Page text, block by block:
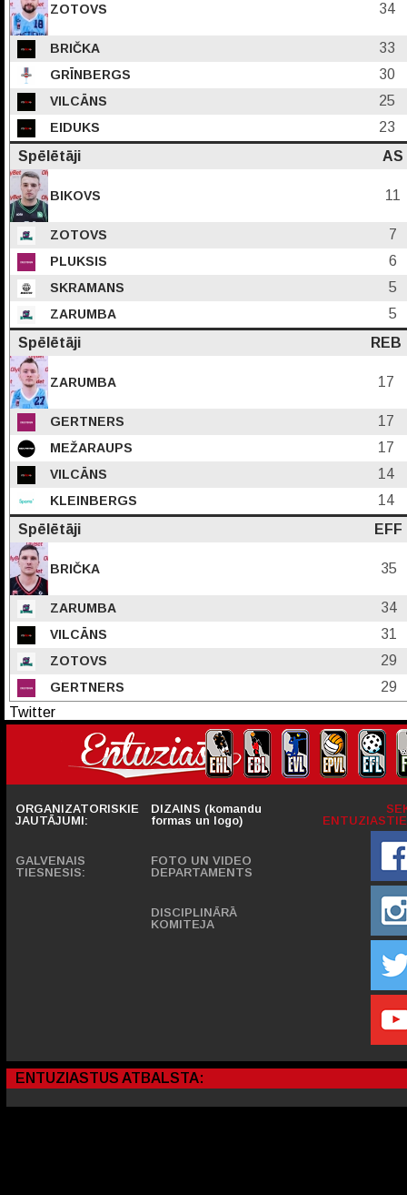
ZOTOVS 34
BRIČKA 33
GRĪNBERGS 30
VILCĀNS 25
EIDUKS
23
Spēlētāji
AS
BIKOVS 11
ZOTOVS 7
PLUKSIS 6
SKRAMANS 5
ZARUMBA
5
Spēlētāji
REB
ZARUMBA 17
GERTNERS 17
MEŽARAUPS 17
VILCĀNS 14
KLEINBERGS
14
Spēlētāji
EFF
BRIČKA 35
ZARUMBA 34
VILCĀNS 31
ZOTOVS 29
GERTNERS
29
Twitter
ORGANIZATORISKIE
JAUTĀJUMI:
GALVENAIS
TIESNESIS:
DIZAINS (komandu
formas un logo)
FOTO UN VIDEO
DEPARTAMENTS
DISCIPLINĀRĀ
KOMITEJA
ENTUZIASTUS ATBALSTA: